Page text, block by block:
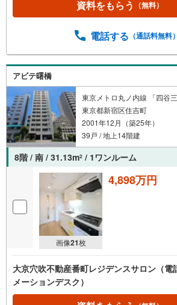
資料をもらう （無料）
電話する （通話料無料）
アビテ曙橋
東京メトロ丸ノ内線 「四谷
東京都新宿区住吉町
2001年12月（築25年）
39戸 / 地上14階建
8階 / 南 / 31.13m2 / 1ワンルーム
画像21枚
4,898万円
大京穴吹不動産番町レジデンスサロン（電
メーションデスク）